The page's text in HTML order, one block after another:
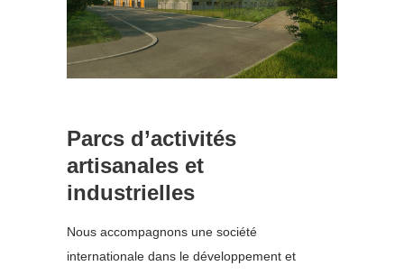
Parcs d’activités
artisanales et
industrielles
Nous accompagnons une société
internationale dans le développement et